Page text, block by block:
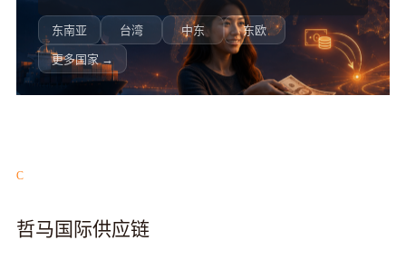
东南亚 台湾 中东
东欧
更多国家 →
C
哲马国际供应链